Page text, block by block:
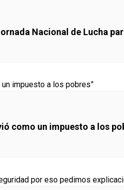
Nacional de Lucha
como un impuesto a los